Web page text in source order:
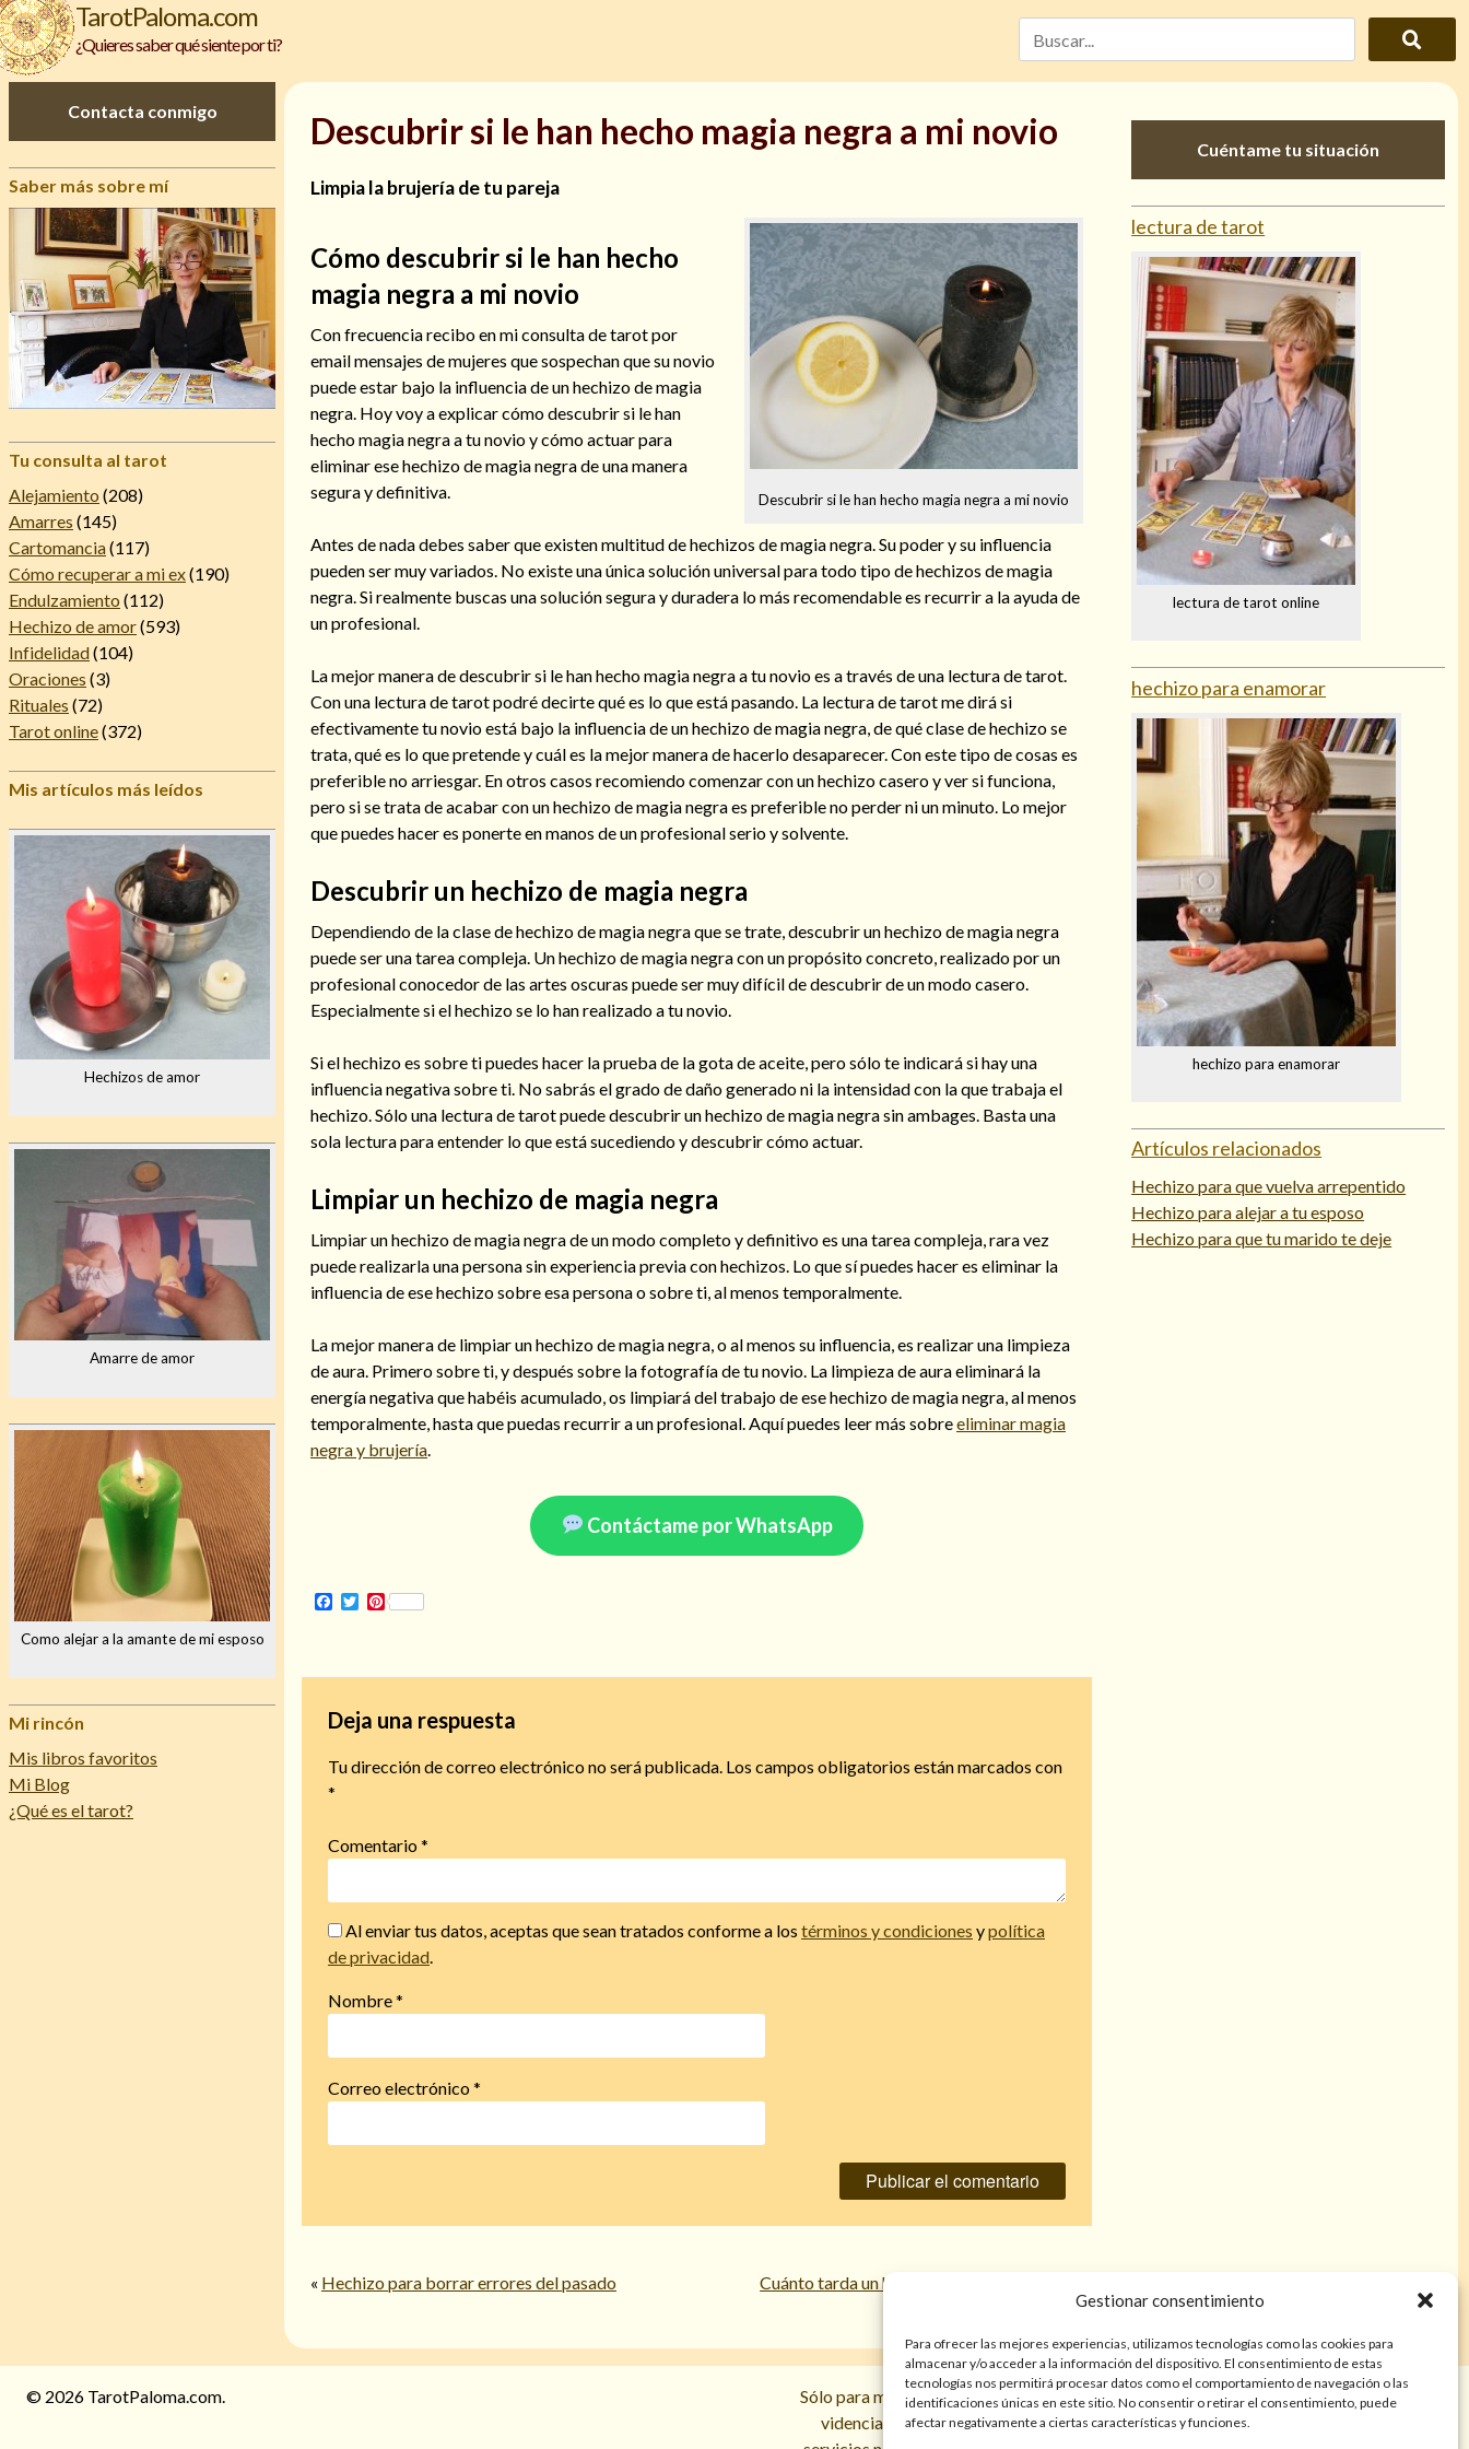
Gestionar consentimiento
Para ofrecer las mejores experiencias, utilizamos tecnologías como las cookies para
almacenar y/o acceder a la información del dispositivo. El consentimiento de estas
tecnologías nos permitirá procesar datos como el comportamiento de navegación o las
identificaciones únicas en este sitio. No consentir o retirar el consentimiento, puede
afectar negativamente a ciertas características y funciones.
TarotPaloma.com
¿Quieres saber qué siente por ti?
Contacta conmigo
Saber más sobre mí
Tu consulta al tarot
Alejamiento (208)
Amarres (145)
Cartomancia(117)
Cómo recuperar a mi ex(190)
Endulzamiento (112)
Hechizo de amor(593)
Infidelidad(104)
Oraciones (3)
Rituales (72)
Tarot online(372)
Mis artículos más leídos
Hechizos de amor
Amarre de amor
Como alejar a la amante de mi esposo
Mi rincón
Mis libros favoritos
Mi Blog
¿Qué es el tarot?
Descubrir si le han hecho magia negra a mi novio
Limpia la brujería de tu pareja
Descubrir si le han hecho magia negra a mi novio
Cómo descubrir si le han hecho
magia negra a mi novio
Con frecuencia recibo en mi consulta de tarot por
email mensajes de mujeres que sospechan que su novio
puede estar bajo la influencia de un hechizo de magia
negra. Hoy voy a explicar cómo descubrir si le han
hecho magia negra a tu novio y cómo actuar para
eliminar ese hechizo de magia negra de una manera
segura y definitiva.
Antes de nada debes saber que existen multitud de hechizos de magia negra. Su poder y su influencia
pueden ser muy variados. No existe una única solución universal para todo tipo de hechizos de magia
negra. Si realmente buscas una solución segura y duradera lo más recomendable es recurrir a la ayuda de
un profesional.
La mejor manera de descubrir si le han hecho magia negra a tu novio es a través de una lectura de tarot.
Con una lectura de tarot podré decirte qué es lo que está pasando. La lectura de tarot me dirá si
efectivamente tu novio está bajo la influencia de un hechizo de magia negra, de qué clase de hechizo se
trata, qué es lo que pretende y cuál es la mejor manera de hacerlo desaparecer. Con este tipo de cosas es
preferible no arriesgar. En otros casos recomiendo comenzar con un hechizo casero y ver si funciona,
pero si se trata de acabar con un hechizo de magia negra es preferible no perder ni un minuto. Lo mejor
que puedes hacer es ponerte en manos de un profesional serio y solvente.
Descubrir un hechizo de magia negra
Dependiendo de la clase de hechizo de magia negra que se trate, descubrir un hechizo de magia negra
puede ser una tarea compleja. Un hechizo de magia negra con un propósito concreto, realizado por un
profesional conocedor de las artes oscuras puede ser muy difícil de descubrir de un modo casero.
Especialmente si el hechizo se lo han realizado a tu novio.
Si el hechizo es sobre ti puedes hacer la prueba de la gota de aceite, pero sólo te indicará si hay una
influencia negativa sobre ti. No sabrás el grado de daño generado ni la intensidad con la que trabaja el
hechizo. Sólo una lectura de tarot puede descubrir un hechizo de magia negra sin ambages. Basta una
sola lectura para entender lo que está sucediendo y descubrir cómo actuar.
Limpiar un hechizo de magia negra
Limpiar un hechizo de magia negra de un modo completo y definitivo es una tarea compleja, rara vez
puede realizarla una persona sin experiencia previa con hechizos. Lo que sí puedes hacer es eliminar la
influencia de ese hechizo sobre esa persona o sobre ti, al menos temporalmente.
La mejor manera de limpiar un hechizo de magia negra, o al menos su influencia, es realizar una limpieza
de aura. Primero sobre ti, y después sobre la fotografía de tu novio. La limpieza de aura eliminará la
energía negativa que habéis acumulado, os limpiará del trabajo de ese hechizo de magia negra, al menos
temporalmente, hasta que puedas recurrir a un profesional. Aquí puedes leer más sobreeliminar magia
negra y brujería
Contáctame por WhatsApp
Facebook
TwitterPinterest
Deja una respuesta
Tu dirección de correo electrónico no será publicada. Los campos obligatorios están marcados con
*
Comentario*
Al enviar tus datos, aceptas que sean tratados conforme a los términos y condiciones ypolítica
de privacidad
Nombre*
Correo electrónico*
« Hechizo para borrar errores del pasado Cuánto tarda un hechizo en hacer efecto
Cuéntame tu situación
lectura de tarot
lectura de tarot online
hechizo para enamorar
hechizo para enamorar
Artículos relacionados
Hechizo para que vuelva arrepentido
Hechizo para alejar a tu esposo
Hechizo para que tu marido te deje
© 2026 TarotPaloma.com.
Sólo para mayores de 18 años. Las lecturas de cartas, hechizos, amarres, endulzamientos,
videncias y predicciones tienen finalidad de entretenimiento y/o ayuda personal. Estos